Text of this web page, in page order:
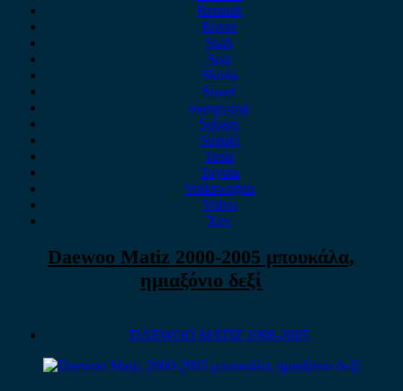
Renault
Rover
Saab
Seat
Skoda
Smart
ssangyong
Subaru
Suzuki
Tesla
Toyota
Volkswagen
Volvo
Xev
Daewoo Matiz 2000-2005 μπουκάλα,
ημιαξόνιο δεξί
DAEWOO MATIZ 1998-2005